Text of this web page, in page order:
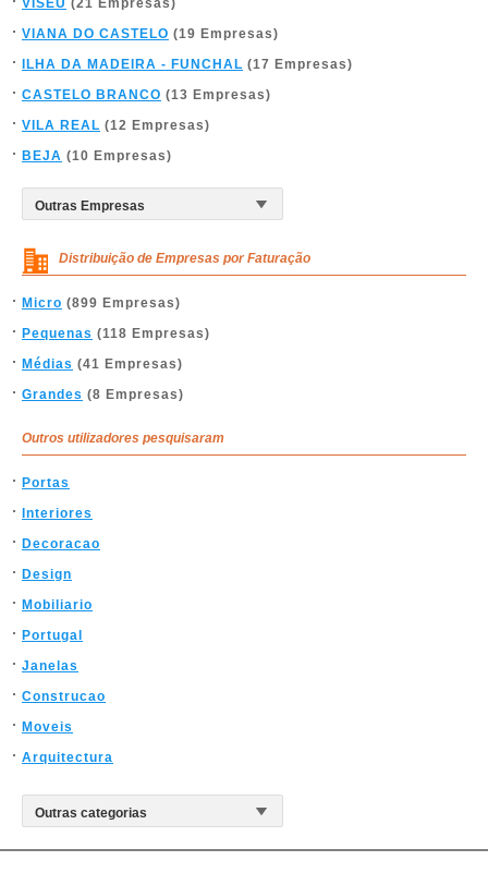
VISEU (21 Empresas)
VIANA DO CASTELO (19 Empresas)
ILHA DA MADEIRA - FUNCHAL (17 Empresas)
CASTELO BRANCO (13 Empresas)
VILA REAL (12 Empresas)
BEJA (10 Empresas)
Distribuição de Empresas por Faturação
Micro (899 Empresas)
Pequenas (118 Empresas)
Médias (41 Empresas)
Grandes (8 Empresas)
Outros utilizadores pesquisaram
Portas
Interiores
Decoracao
Design
Mobiliario
Portugal
Janelas
Construcao
Moveis
Arquitectura